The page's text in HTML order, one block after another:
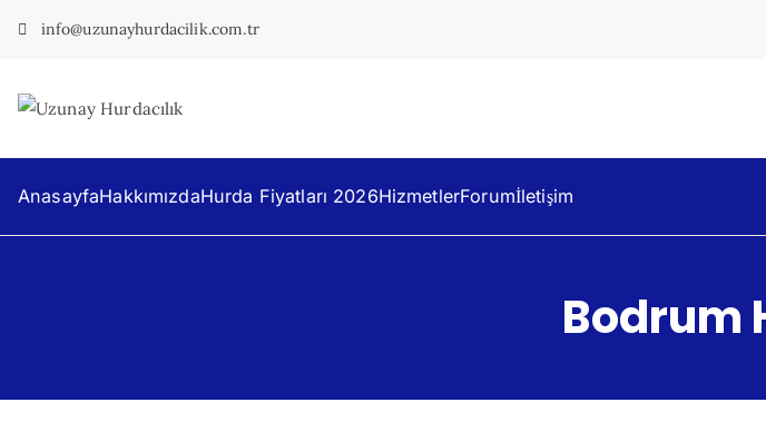
info@uzunayhurdacilik.com.tr
AnasayfaHakkımızdaHurda Fiyatları 2026HizmetlerForumİletişim
Bodrum